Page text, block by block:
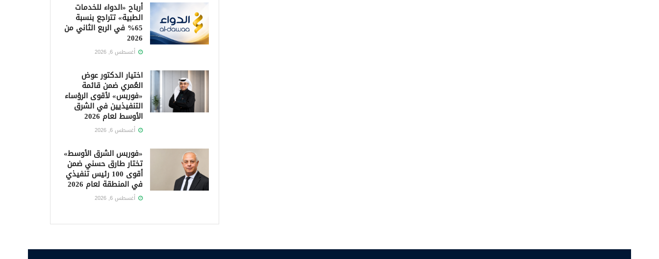
أرباح «الدواء للخدمات
الطبية» تتراجع بنسبة
65% في الربع الثاني من
2026
أغسطس 6, 2026
اختيار الدكتور عوض
العُمري ضمن قائمة
«فوربس» لأقوى الرؤساء
التنفيذيين في الشرق
الأوسط لعام 2026
أغسطس 6, 2026
«فوربس الشرق الأوسط»
تختار طارق حسني ضمن
أقوى 100 رئيس تنفيذي
في المنطقة لعام 2026
أغسطس 6, 2026